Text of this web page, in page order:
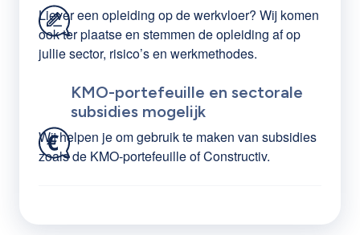
Liever een opleiding op de werkvloer? Wij komen
ook ter plaatse en stemmen de opleiding af op
jullie sector, risico’s en werkmethodes.
KMO-portefeuille en sectorale
subsidies mogelijk
Wij helpen je om gebruik te maken van subsidies
zoals de KMO-portefeuille of Constructiv.